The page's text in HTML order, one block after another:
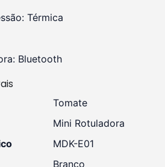
Térmica
Bluetooth
Tomate
Mini Rotuladora
MDK-E01
Branco